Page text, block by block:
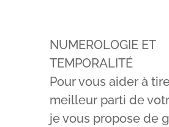
NUMEROLOGIE ET
TEMPORALITÉ
Pour vous aider à
meilleur parti de
je vous propose de